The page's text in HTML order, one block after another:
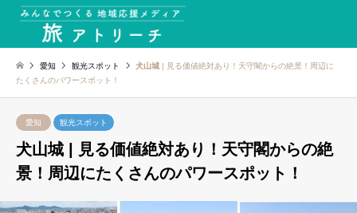
愛知 観光スポット 犬山城 | 見る価値絶対あり！天守閣からの絶景！周辺に
たくさんのパワースポット！
愛知 観光スポット
犬山城 | 見る価値絶対あり！天守閣からの絶
景！周辺にたくさんのパワースポット！